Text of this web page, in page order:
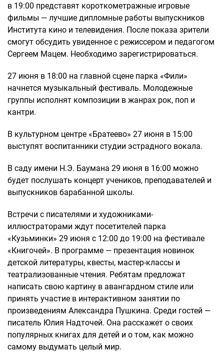
в 19:00 представят короткометражные игровые
фильмы — лучшие дипломные работы выпускников
Института кино и телевидения. После показа зрители
смогут обсудить увиденное с режиссером и педагогом
Сергеем Мацем. Необходимо зарегистрироваться.
27 июня в 18:00 на главной сцене парка «Фили»
начнется музыкальный фестиваль. Молодежные
группы исполнят композиции в жанрах рок, поп и
кантри.
В культурном центре «Братеево» 27 июня в 15:00
выступят воспитанники студии эстрадного вокала.
В саду имени Н.Э. Баумана 29 июня в 16:00 можно
будет послушать концерт учеников, преподавателей и
выпускников барабанной школы.
Встречи с писателями и художниками-
иллюстраторами ждут посетителей парка
«Кузьминки» 29 июня с 12:00 до 19:00 на фестивале
«Книгочей». В программе — презентация новинок
детской литературы, квесты, мастер-классы и
театрализованные чтения. Ребятам предложат
написать свою картину в авангардном стиле или
принять участие в интерактивном занятии по
произведениям Александра Пушкина. Среди гостей —
писатель Юлия Надточей. Она расскажет о своих
популярных книгах для детей и о том, как можно
самому выдумать целый мир.